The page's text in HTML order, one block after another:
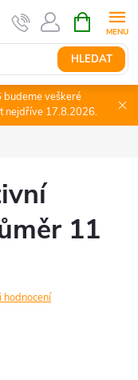
HLEDAT
NÁKUPNÍ
KOŠÍK
veškeré
nejdříve 17.8.2026.
11
hodnocení